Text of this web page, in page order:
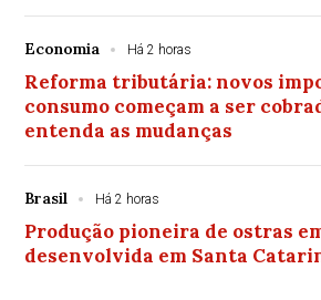
Economia Há 2 horas
Reforma tributária: novos
consumo começam a ser
entenda as mudanças
Brasil Há 2 horas
Produção pioneira de ostras
desenvolvida em Santa